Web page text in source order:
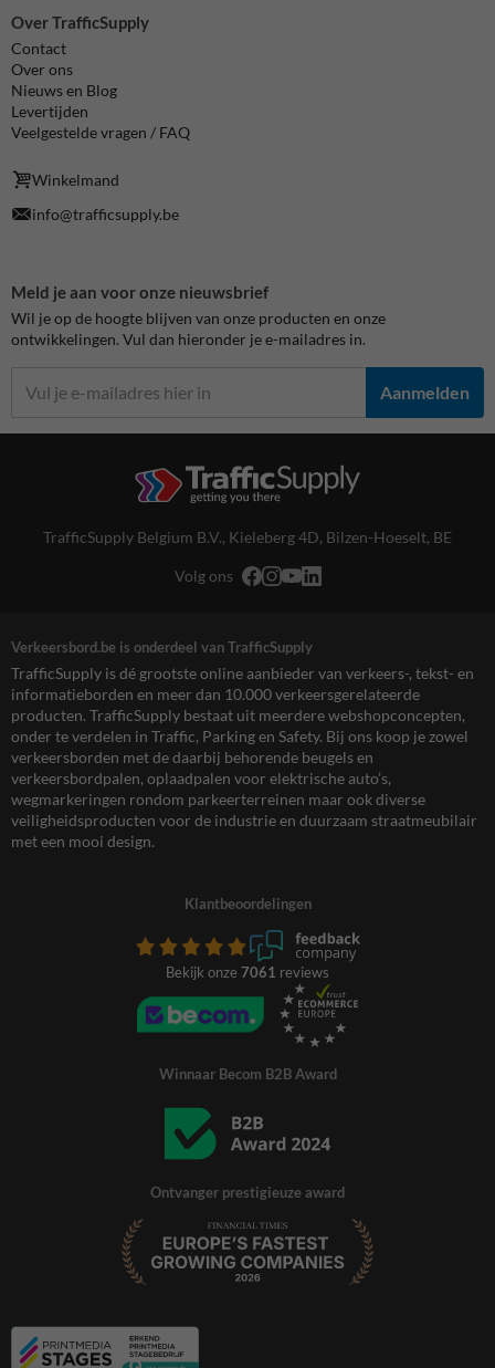
Over TrafficSupply
Contact
Over ons
Nieuws en Blog
Levertijden
Veelgestelde vragen / FAQ
Winkelmand
info@trafficsupply.be
Meld je aan voor onze nieuwsbrief
Wil je op de hoogte blijven van onze producten en onze
ontwikkelingen. Vul dan hieronder je e-mailadres in.
Aanmelden
TrafficSupply Belgium B.V., Kieleberg 4D, Bilzen-Hoeselt, BE
Volg ons
Verkeersbord.be is onderdeel van TrafficSupply
TrafficSupply is dé grootste online aanbieder van verkeers-, tekst- en
informatieborden en meer dan 10.000 verkeersgerelateerde
producten. TrafficSupply bestaat uit meerdere webshopconcepten,
onder te verdelen in Traffic, Parking en Safety. Bij ons koop je zowel
verkeersborden met de daarbij behorende beugels en
verkeersbordpalen, oplaadpalen voor elektrische auto’s,
wegmarkeringen rondom parkeerterreinen maar ook diverse
veiligheidsproducten voor de industrie en duurzaam straatmeubilair
met een mooi design.
Klantbeoordelingen
Bekijk onze 7061 reviews
Winnaar Becom B2B Award
Ontvanger prestigieuze award